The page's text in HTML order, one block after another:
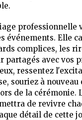
professionnelle
événements. Elle
complices, les
partagés avec vos
ressentez
souriez à nouveau
de la cérémonie.
de revivre
détail de cette